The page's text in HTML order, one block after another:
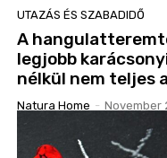
UTAZÁS ÉS SZABADIDŐ
A
legjobb
nélkül nem teljes
Natura Home - November